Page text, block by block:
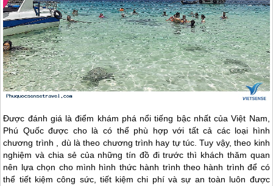
Được đánh giá là điểm khám phá nổi tiếng bậc nhất của Việt Nam,
Phú Quốcđược cho là có thể phù hợp với tất cả các loại hình
chương trình , dù là theo chương trình hay tự túc. Tuy vậy, theo kinh
nghiệm và chia sẻ của những tín đồ đi trước thì khách thăm quan
nên lựa chọn cho mình hình thức hành trình theo hành trình để có
thể tiết kiệm công sức, tiết kiệm chi phí và sự an toàn luôn được